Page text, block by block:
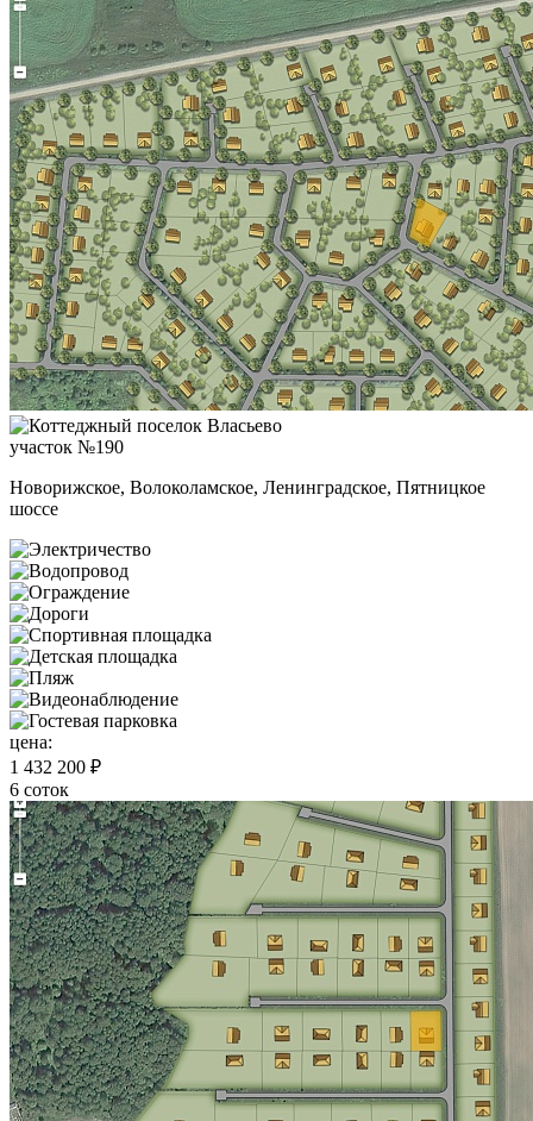
участок №190
Новорижское, Волоколамское, Ленинградское, Пятницкое
шоссе
цена:
1 432 200 ₽
6 соток